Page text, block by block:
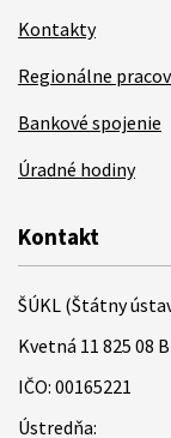
Kontakty
Regionálne
Bankové spojenie
Úradné hodiny
Kontakt
ŠÚKL (Štátny
Kvetná 11 825 08
IČO: 00165221
Ústredňa: